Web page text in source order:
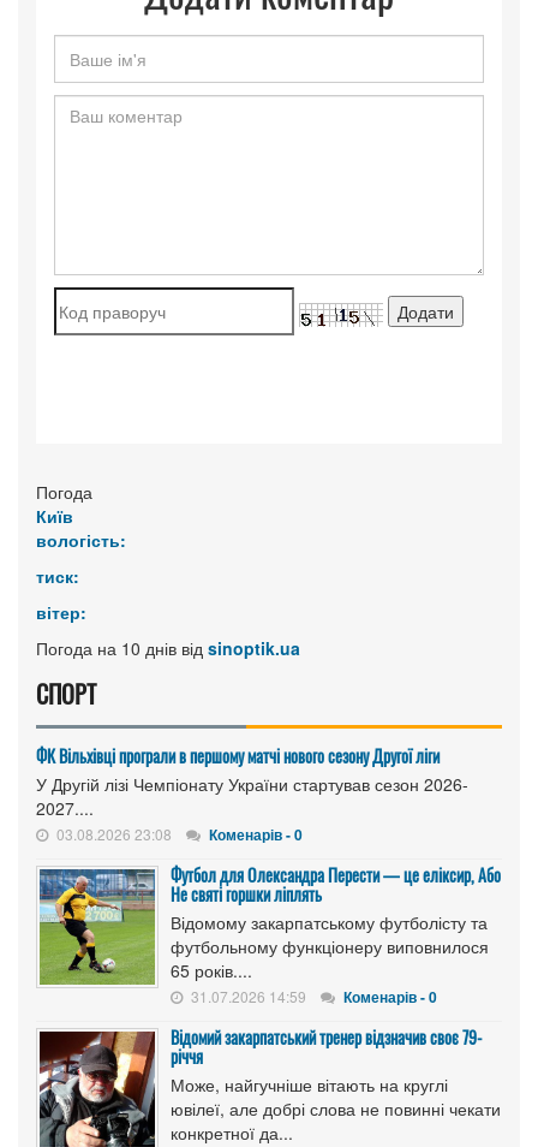
Погода
Київ
вологість:
тиск:
вітер:
Погода на 10 днів від sinoptik.ua
СПОРТ
ФК Вільхівці програли в першому матчі нового сезону Другої ліги
У Другій лізі Чемпіонату України стартував сезон 2026-
2027....
03.08.2026 23:08 Коменарів - 0
Футбол для Олександра Перести — це еліксир, Або
Не святі горшки ліплять
Відомому закарпатському футболісту та
футбольному функціонеру виповнилося
65 років....
31.07.2026 14:59 Коменарів - 0
Відомий закарпатський тренер відзначив своє 79-
річчя
Може, найгучніше вітають на круглі
ювілеї, але добрі слова не повинні чекати
конкретної да...